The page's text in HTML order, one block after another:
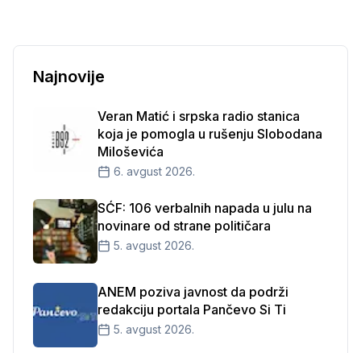
Najnovije
Veran Matić i srpska radio stanica
koja je pomogla u rušenju Slobodana
Miloševića
6. avgust 2026.
SĆF: 106 verbalnih napada u julu na
novinare od strane političara
5. avgust 2026.
ANEM poziva javnost da podrži
redakciju portala Pančevo Si Ti
5. avgust 2026.